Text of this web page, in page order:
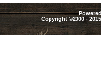
Copyright ©2000 -